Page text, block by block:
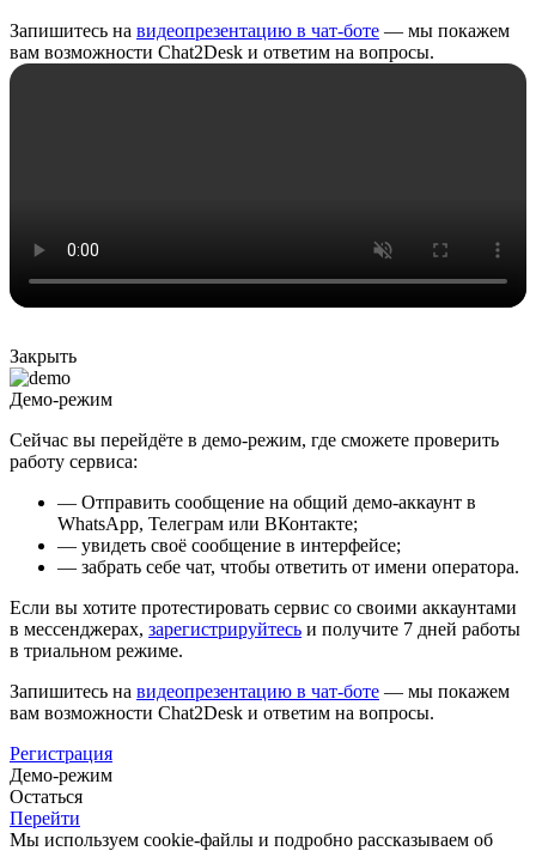
Запишитесь на видеопрезентацию в чат-боте — мы покажем
вам возможности Chat2Desk и ответим на вопросы.
Закрыть
Демо-режим
Сейчас вы перейдёте в демо-режим, где сможете проверить
работу сервиса:
— Отправить сообщение на общий демо-аккаунт в
WhatsApp, Телеграм или ВКонтакте;
— увидеть своё сообщение в интерфейсе;
— забрать себе чат, чтобы ответить от имени оператора.
Если вы хотите протестировать сервис со своими аккаунтами
в мессенджерах, зарегистрируйтесь и получите 7 дней работы
в триальном режиме.
Запишитесь на видеопрезентацию в чат-боте — мы покажем
вам возможности Chat2Desk и ответим на вопросы.
Регистрация
Демо-режим
Остаться
Перейти
Мы используем cookie-файлы и подробно рассказываем об